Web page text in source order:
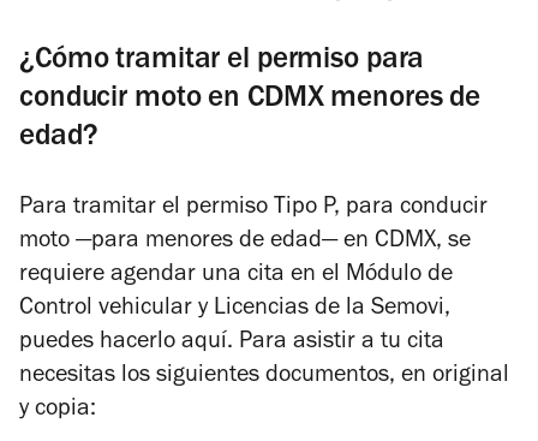
¿Cómo tramitar el permiso para
conducir moto en CDMX menores de
edad?
Para tramitar el permiso Tipo P, para conducir
moto —para menores de edad— en CDMX, se
requiere agendar una cita en el Módulo de
Control vehicular y Licencias de la Semovi,
puedes hacerlo aquí. Para asistir a tu cita
necesitas los siguientes documentos, en original
y copia: